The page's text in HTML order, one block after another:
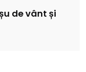
de vânt și